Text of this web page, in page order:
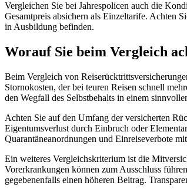
Vergleichen Sie bei Jahrespolicen auch die
Gesamtpreis absichern als Einzeltarife. Achten
in Ausbildung befinden.
Worauf Sie beim Vergleich
Beim Vergleich von
Stornokosten, der bei teuren Reisen schnell
den Wegfall des Selbstbehalts in einem
Achten Sie auf den Umfang der versicherten
Eigentumsverlust durch Einbruch oder
Quarantäneanordnungen und Einreiseverbote
Ein weiteres Vergleichskriterium ist die
Vorerkrankungen können zum Ausschluss
gegebenenfalls einen höheren Beitrag.